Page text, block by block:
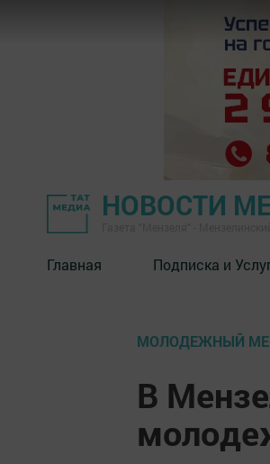
НОВОСТИ
Главная Подписка и
МОЛОДЕЖНЫЙ
В